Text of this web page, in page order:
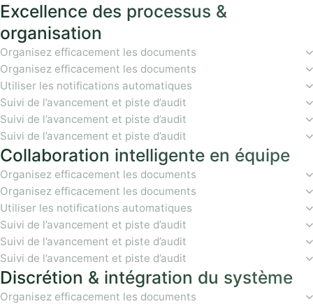
Excellence des processus &
organisation
Organisez efficacement les documents
Organisez efficacement les documents
Utiliser les notifications automatiques
Suivi de l’avancement et piste d’audit
Suivi de l’avancement et piste d’audit
Suivi de l’avancement et piste d’audit
Collaboration intelligente en équipe
Organisez efficacement les documents
Organisez efficacement les documents
Utiliser les notifications automatiques
Suivi de l’avancement et piste d’audit
Suivi de l’avancement et piste d’audit
Suivi de l’avancement et piste d’audit
Discrétion & intégration du système
Organisez efficacement les documents